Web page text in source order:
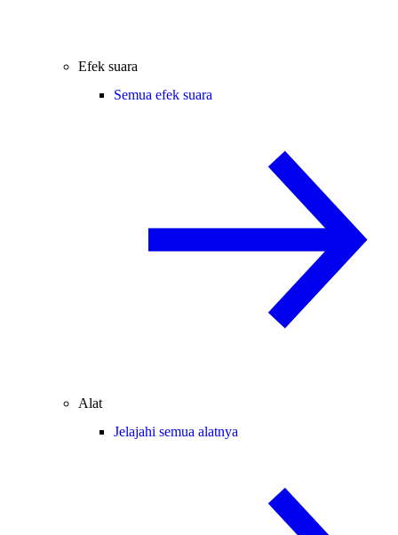
Efek suara
Semua efek suara
Alat
Jelajahi semua alatnya